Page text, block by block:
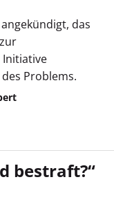
das
Problems.
bestraft?“